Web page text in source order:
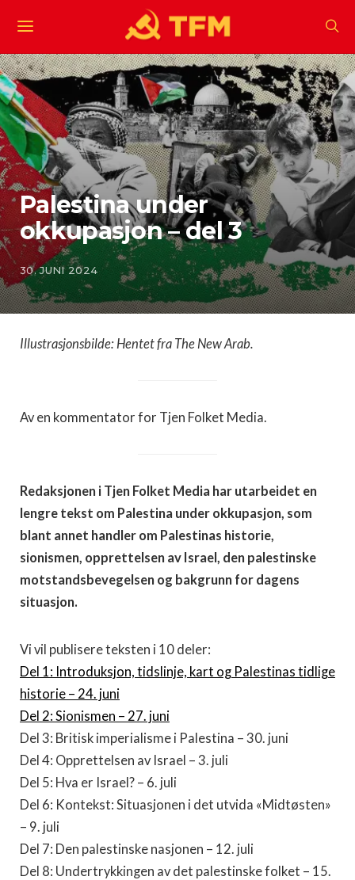
Palestina under
okkupasjon – del 3
30. JUNI 2024
Illustrasjonsbilde: Hentet fra The New Arab.
Av en kommentator for Tjen Folket Media.
Redaksjonen i Tjen Folket Media har utarbeidet en
lengre tekst om Palestina under okkupasjon, som
blant annet handler om Palestinas historie,
sionismen, opprettelsen av Israel, den palestinske
motstandsbevegelsen og bakgrunn for dagens
situasjon.
Vi vil publisere teksten i 10 deler:
Del 1: Introduksjon, tidslinje, kart og Palestinas tidlige
historie – 24. juni
Del 2: Sionismen – 27. juni
Del 3: Britisk imperialisme i Palestina – 30. juni
Del 4: Opprettelsen av Israel – 3. juli
Del 5: Hva er Israel? – 6. juli
Del 6: Kontekst: Situasjonen i det utvida «Midtøsten»
– 9. juli
Del 7: Den palestinske nasjonen – 12. juli
Del 8: Undertrykkingen av det palestinske folket – 15.